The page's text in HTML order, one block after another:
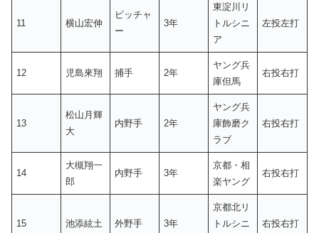
11 横山宏伸
ピッチャ
ー
3年
東淀川リ
トルシニ
ア
左投左打
12 児島來翔 捕手 2年
ヤング兵
庫但馬
右投右打
13
松山月輝
大
内野手 2年
ヤング兵
庫飾磨ク
ラブ
右投右打
14
大槻翔一
郎
内野手 3年
京都・相
楽ヤング
右投右打
15 池添絃土 外野手 3年
京都北リ
トルシニ
右投右打